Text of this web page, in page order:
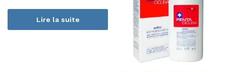
Lire la suite